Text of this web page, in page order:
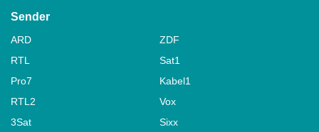
Sender
ARD
ZDF
RTL
Sat1
Pro7
Kabel1
RTL2
Vox
3Sat
Sixx